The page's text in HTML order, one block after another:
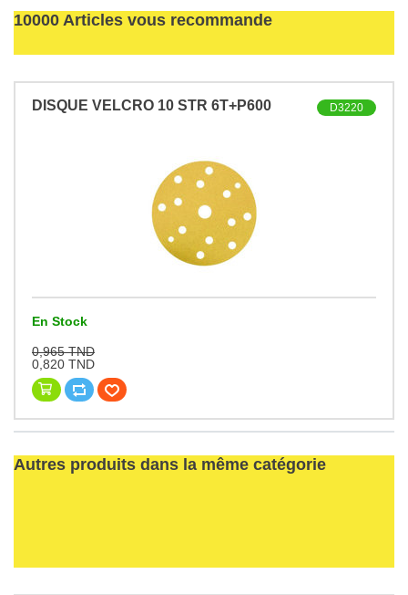
10000 Articles vous recommande
DISQUE VELCRO 10 STR 6T+P600 D3220
En Stock
0,965 TND
0,820 TND
Autres produits dans la même catégorie